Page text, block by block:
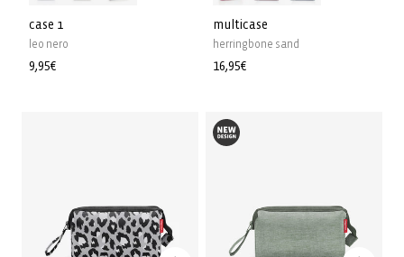
case 1
leo nero
Normale
9,95€
multicase
herringbone sand
Normale
16,95€